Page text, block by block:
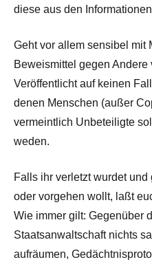
diese aus den
Geht vor allem sensibel mit
Beweismittel gegen
Veröffentlicht auf keinen
denen Menschen (außer
vermeintlich Unbeteiligte
weden.
Falls ihr verletzt wurdet
oder vorgehen wollt, laßt
Wie immer gilt: Gegenüber
Staatsanwaltschaft nichts
aufräumen,